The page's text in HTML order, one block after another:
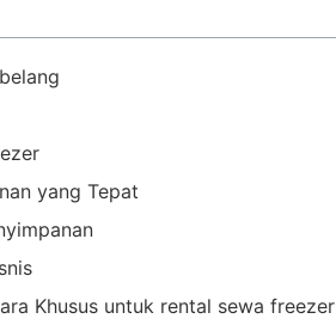
yang Tepat
Khusus untuk rental sewa freezer